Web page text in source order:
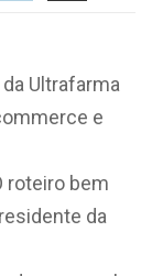
Ultrafarma
e
roteiro bem
da